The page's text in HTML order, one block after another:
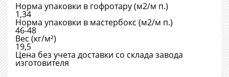
Норма упаковки в гофротару (м2/м п.)
1,34
Норма упаковки в мастербокс (м2/м п.)
46-48
Вес (кг/м²)
19,5
Цена без учета доставки со склада завода
изготовителя